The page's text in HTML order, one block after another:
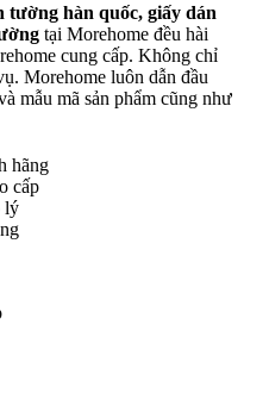
tường hàn quốc, giấy dán
tại Morehome đều hài
cung cấp. Không chỉ
Morehome luôn dẫn đầu
mẫu mã sản phẩm cũng như
hãng
cấp
lý